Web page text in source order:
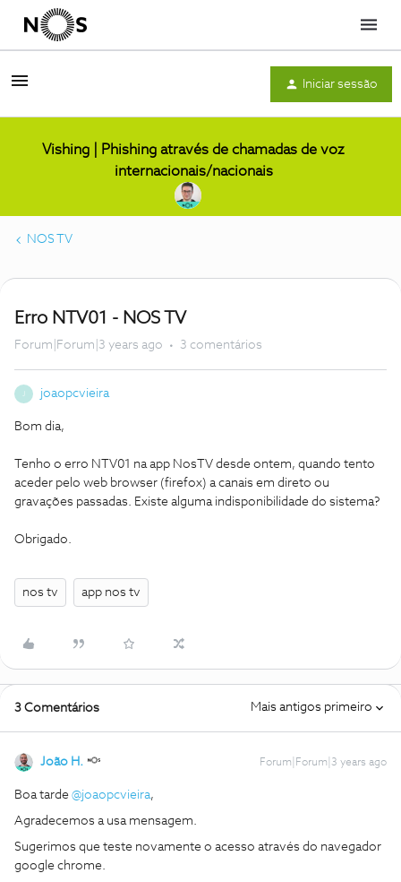
Menu
Iniciar sessão
Vishing | Phishing através de chamadas de voz
internacionais/nacionais
NOS TV
Erro NTV01 - NOS TV
Forum|Forum|3 years ago 3 comentários
joaopcvieira
Bom dia,
Tenho o erro NTV01 na app NosTV desde ontem, quando tento
aceder pelo web browser (firefox) a canais em direto ou
gravações passadas. Existe alguma indisponibilidade do sistema?
Obrigado.
nos tv app nos tv
3 Comentários Mais antigos primeiro
João H. Forum|Forum|3 years ago
Boa tarde @joaopcvieira,
Agradecemos a usa mensagem.
Sugerimos que teste novamente o acesso através do navegador
google chrome.